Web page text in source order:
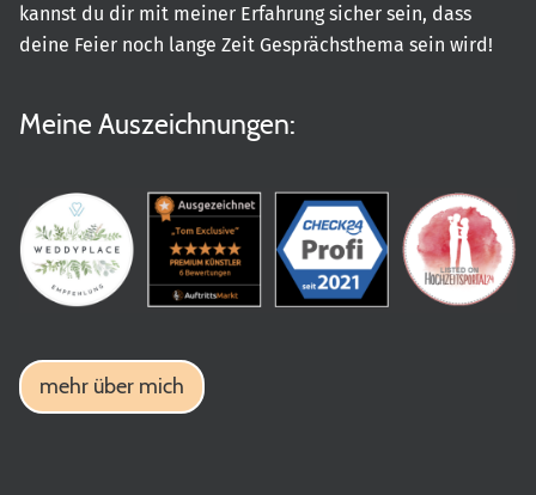
kannst du dir mit meiner Erfahrung sicher sein, dass
deine Feier noch lange Zeit Gesprächsthema sein wird!
Meine Auszeichnungen:
mehr über mich